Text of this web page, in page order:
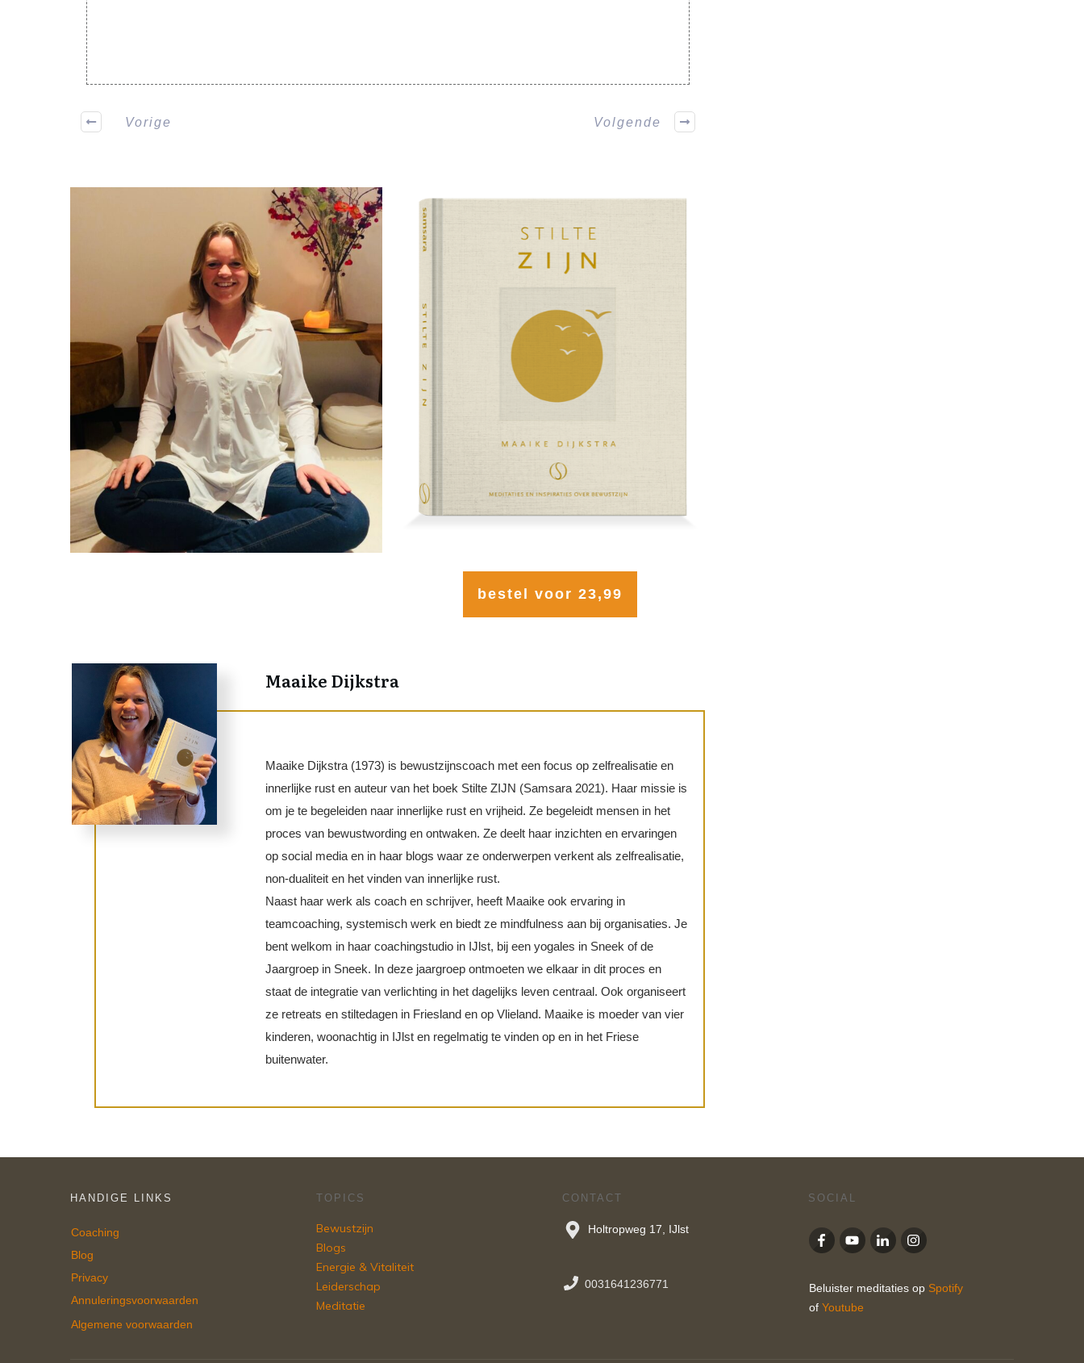
Vorige Volgende
bestel voor 23,99
Maaike Dijkstra
Maaike Dijkstra (1973) is bewustzijnscoach met een focus op zelfrealisatie en
innerlijke rust en auteur van het boek Stilte ZIJN (Samsara 2021). Haar missie is
om je te begeleiden naar innerlijke rust en vrijheid. Ze begeleidt mensen in het
proces van bewustwording en ontwaken. Ze deelt haar inzichten en ervaringen
op social media en in haar blogs waar ze onderwerpen verkent als zelfrealisatie,
non-dualiteit en het vinden van innerlijke rust.
Naast haar werk als coach en schrijver, heeft Maaike ook ervaring in
teamcoaching, systemisch werk en biedt ze mindfulness aan bij organisaties. Je
bent welkom in haar coachingstudio in IJlst, bij een yogales in Sneek of de
Jaargroep in Sneek. In deze jaargroep ontmoeten we elkaar in dit proces en
staat de integratie van verlichting in het dagelijks leven centraal. Ook organiseert
ze retreats en stiltedagen in Friesland en op Vlieland. Maaike is moeder van vier
kinderen, woonachtig in IJlst en regelmatig te vinden op en in het Friese
buitenwater.
HANDIGE LINKS
Coaching
Blog
Privacy
Annuleringsvoorwaarden
Algemene voorwaarden
TOPICS
Bewustzijn
Blogs
Energie & Vitaliteit
Leiderschap
Meditatie
CONTACT
Holtropweg 17, IJlst
0031641236771
SOCIAL
Beluister meditaties op Spotify
of Youtube